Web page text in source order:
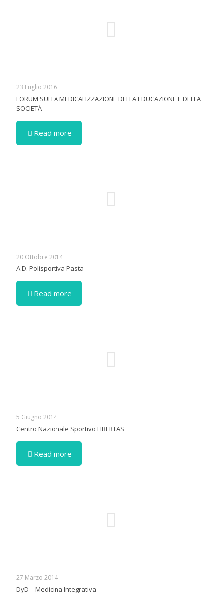
23 Luglio 2016
FORUM SULLA MEDICALIZZAZIONE DELLA EDUCAZIONE E DELLA
SOCIETÀ
Read more
20 Ottobre 2014
A.D. Polisportiva Pasta
Read more
5 Giugno 2014
Centro Nazionale Sportivo LIBERTAS
Read more
27 Marzo 2014
DyD – Medicina Integrativa